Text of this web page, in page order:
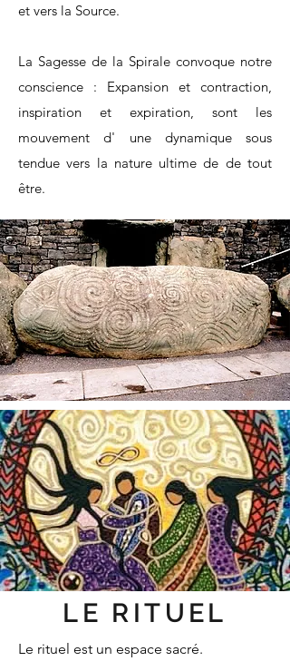
et vers la Source.
La Sagesse de la Spirale convoque notre
conscience : Expansion et contraction,
inspiration et expiration, sont les
mouvement d' une dynamique sous
tendue vers la nature ultime de de tout
être.
LE RITUEL
Le rituel est un espace sacré.